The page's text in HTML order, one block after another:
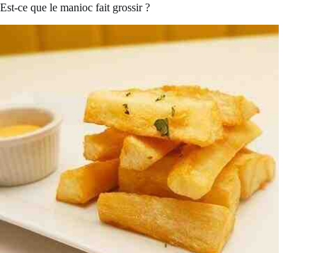
Est-ce que le manioc fait grossir ?